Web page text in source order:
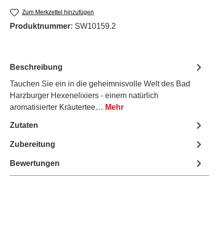
Zum Merkzettel hinzufügen
Produktnummer: SW10159.2
Beschreibung
Tauchen Sie ein in die geheimnisvolle Welt des Bad
Harzburger Hexenelixiers - einem natürlich
aromatisierter Kräutertee… Mehr
Zutaten
Zubereitung
Bewertungen